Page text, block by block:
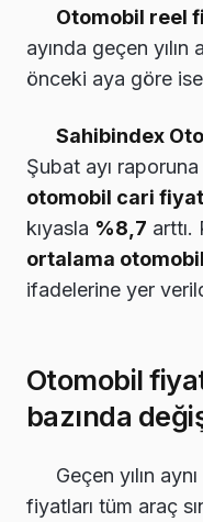
Otomobil reel
ayında geçen yılın
önceki aya göre ise
Sahibindex
Şubat ayı
otomobil cari
kıyasla %8,7 arttı.
ortalama
ifadelerine yer
Otomobil
bazında
Geçen yılın
fiyatları tüm araç